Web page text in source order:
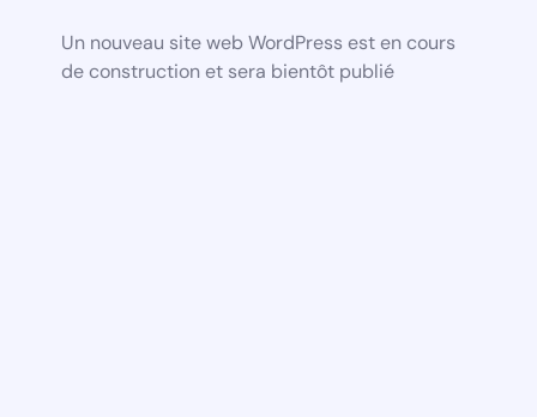
Un nouveau site web WordPress est en cours
de construction et sera bientôt publié